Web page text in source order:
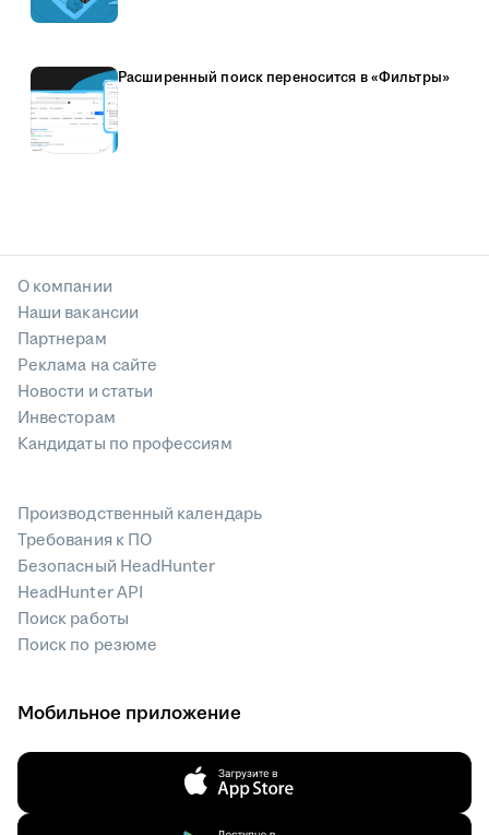
Расширенный поиск переносится в «Фильтры»
О компании
Наши вакансии
Партнерам
Реклама на сайте
Новости и статьи
Инвесторам
Кандидаты по профессиям
Производственный календарь
Требования к ПО
Безопасный HeadHunter
HeadHunter API
Поиск работы
Поиск по резюме
Мобильное приложение